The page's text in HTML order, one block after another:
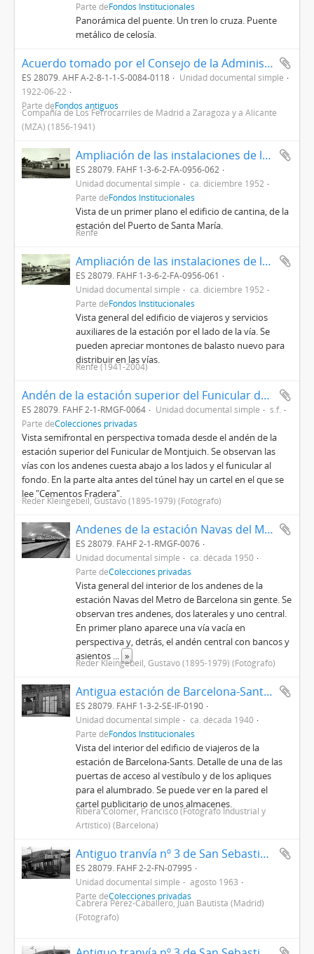
Parte deFondos Institucionales
Panorámica del puente. Un tren lo cruza. Puente
metálico de celosía.
Acuerdo tomado por el Consejo de la Administración, sobre Prórroga de Contrato con la Sociedad Española de Librería para instalación y de sus Armarios-Bibliotecas y fijación de anuncios en las estaciones
ES 28079. AHF A-2-8-1-1-S-0084-0118
Unidad documental simple
1922-06-22
Parte deFondos antiguos
Compañía de Los Ferrocarriles de Madrid a Zaragoza y a Alicante
(MZA) (1856-1941)
Ampliación de las instalaciones de la estación del Puerto de Santa María Línea de Sevilla a Jerez y Cádiz
ES 28079. FAHF 1-3-6-2-FA-0956-062
Unidad documental simple
ca. diciembre 1952
Parte deFondos Institucionales
Vista de un primer plano el edificio de cantina, de la
estación del Puerto de Santa María.
Renfe
Ampliación de las instalaciones de la estación del Puerto de Santa María. Línea de Sevilla a Jerez y Cádiz
ES 28079. FAHF 1-3-6-2-FA-0956-061
Unidad documental simple
ca. diciembre 1952
Parte deFondos Institucionales
Vista general del edificio de viajeros y servicios
auxiliares de la estación por el lado de la vía. Se
pueden apreciar montones de balasto nuevo para
distribuir en las vías.
Renfe (1941-2004)
Andén de la estación superior del Funicular de Montjuich
ES 28079. FAHF 2-1-RMGF-0064 Unidad documental simple
s.f.
Parte deColecciones privadas
Vista semifrontal en perspectiva tomada desde el andén de la
estación superior del Funicular de Montjuich. Se observan las
vías con los andenes cuesta abajo a los lados y el funicular al
fondo. En la parte alta antes del túnel hay un cartel en el que se
lee "Cementos Fradera".
Reder Kleingebeil, Gustavo (1895-1979) (Fotógrafo)
Andenes de la estación Navas del Metro de Barcelona
ES 28079. FAHF 2-1-RMGF-0076
Unidad documental simple
ca. década 1950
Parte deColecciones privadas
Vista general del interior de los andenes de la
estación Navas del Metro de Barcelona sin gente. Se
observan tres andenes, dos laterales y uno central.
En primer plano aparece una vía vacía en
perspectiva y, detrás, el andén central con bancos y
asientos ... »
Reder Kleingebeil, Gustavo (1895-1979) (Fotógrafo)
Antigua estación de Barcelona-Sants de la línea de Barcelona-Término a Tarragona
ES 28079. FAHF 1-3-2-SE-IF-0190
Unidad documental simple
ca. década 1940
Parte deFondos Institucionales
Vista del interior del edificio de viajeros de la
estación de Barcelona-Sants. Detalle de una de las
puertas de acceso al vestíbulo y de los apliques
para el alumbrado. Se puede ver en la pared el
cartel publicitario de unos almacenes.
Ribera Colomer, Francisco (Fotógrafo Industrial y
Artístico) (Barcelona)
Antiguo tranvía nº 3 de San Sebastián González Byass / Tío Pepe
ES 28079. FAHF 2-2-FN-07995
Unidad documental simple
agosto 1963
Parte deColecciones privadas
Cabrera Pérez-Caballero, Juan Bautista (Madrid)
(Fotógrafo)